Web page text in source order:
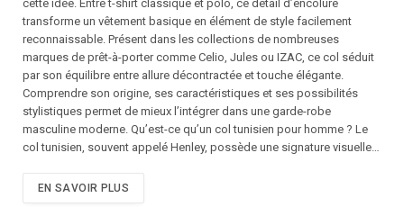
cette idée. Entre t-shirt classique et polo, ce détail d’encolure
transforme un vêtement basique en élément de style facilement
reconnaissable. Présent dans les collections de nombreuses
marques de prêt-à-porter comme Celio, Jules ou IZAC, ce col séduit
par son équilibre entre allure décontractée et touche élégante.
Comprendre son origine, ses caractéristiques et ses possibilités
stylistiques permet de mieux l’intégrer dans une garde-robe
masculine moderne. Qu’est-ce qu’un col tunisien pour homme ? Le
col tunisien, souvent appelé Henley, possède une signature visuelle…
EN SAVOIR PLUS